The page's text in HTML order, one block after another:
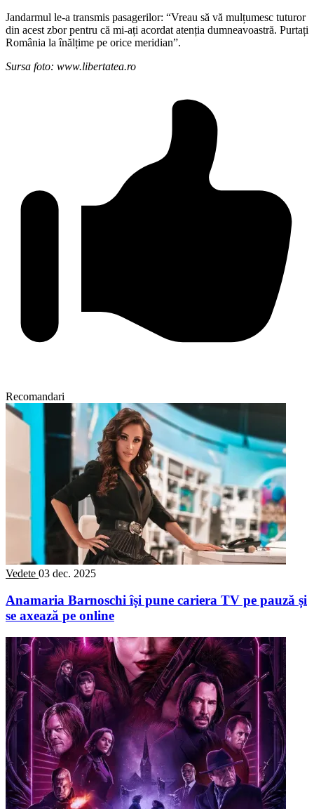
Jandarmul le-a transmis pasagerilor: “Vreau să vă mulțumesc tuturor
din acest zbor pentru că mi-ați acordat atenția dumneavoastră. Purtați
România la înălțime pe orice meridian”.
Sursa foto: www.libertatea.ro
Recomandari
Vedete 03 dec. 2025
Anamaria Barnoschi își pune cariera TV pe pauză și
se axează pe online